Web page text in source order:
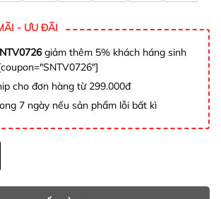
- ƯU ĐÃI
giảm thêm 5% khách háng sinh
cho đơn hàng từ 299.000đ
7 ngày nếu sản phẩm lỗi bất kì